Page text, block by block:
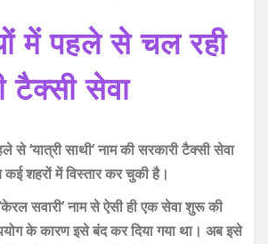
में पहले से चल रही
टैक्सी सेवा
से ‘यात्री साथी’ नाम की सरकारी टैक्सी सेवा
शहरों में विस्तार कर चुकी है।
सवारी’ नाम से ऐसी ही एक सेवा शुरू की
के कारण इसे बंद कर दिया गया था। अब इसे